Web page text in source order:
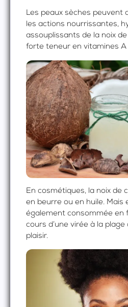
Les peaux sèches peuvent
les actions nourrissantes,
assouplissants de la noix
forte teneur en vitamines A
En cosmétiques, la noix de
en beurre ou en huile. Mais
également consommée en
cours d’une virée à la
plaisir.